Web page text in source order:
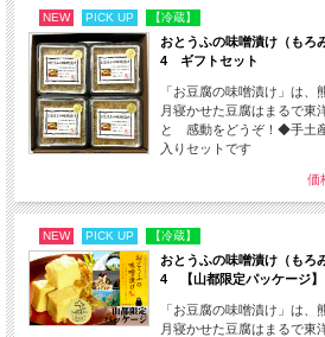
NEW PICK UP 【冷蔵】
おとうふの味噌漬け（もろ
4 ギフトセット
「お豆腐の味噌漬け」は、
月寝かせた豆腐はまるで
と 感動をどうぞ！◆手土
入りセットです
価
NEW PICK UP 【冷蔵】
おとうふの味噌漬け（もろ
4 【山都限定パッケージ】
「お豆腐の味噌漬け」は、
月寝かせた豆腐はまるで